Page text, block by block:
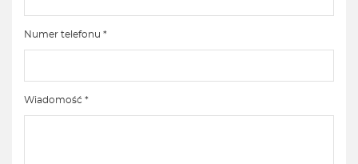
Numer telefonu *
Wiadomość *